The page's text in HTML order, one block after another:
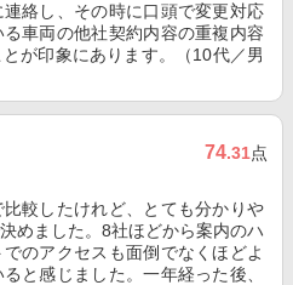
絡し、その時に口頭で変更対応
車両の他社契約内容の重複内容
が印象にあります。（10代／男
74.31点
較したけれど、とても分かりや
めました。8社ほどから案内のハ
のアクセスも面倒でなくほどよ
と感じました。一年経った後、